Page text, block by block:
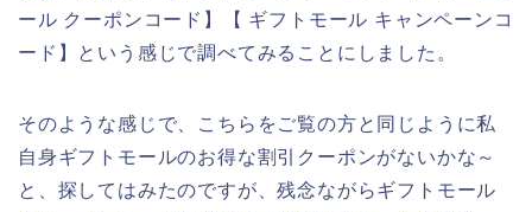
ール クーポンコード】【 ギフトモール キャンペーンコ
ード】という感じで調べてみることにしました。
そのような感じで、こちらをご覧の方と同じように私
自身ギフトモールのお得な割引クーポンがないかな～
と、探してはみたのですが、残念ながらギフトモール